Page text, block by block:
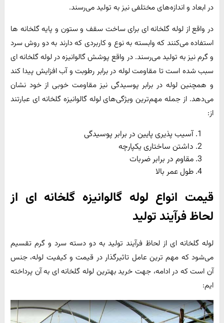
در ابعاد و اندازه‌های مختلفی نیز به تولید می‌رسند.
در واقع از لوله گلخانه ای برای ساخت سقف و ستون و پایه گلخانه ها
استفاده می‌کنند که وابسته به نوع و کاربردی که دارند به دو روش سرد
و گرم نیز به تولید می‌رسند. در واقع پوشش گالوانیزه در لوله گلخانه ای
سبب شده است تا مقاومت لوله در برابر رطوبت و آب افزایش پیدا کند
و همچنین لوله در برابر پوسیدگی نیز مقاومت خوبی از خود نشان
می‌دهد. از جمله مهم‌ترین ویژگی‌های لوله گالوانیزه گلخانه ای عبارتند
از:
آسیب پذیری پایین در برابر پوسیدگی
داشتن ساختاری یکپارچه
مقاوم در برابر ضربات
طول عمر بالا
قیمت انواع لوله گالوانیزه گلخانه ای از
لحاظ فرآیند تولید
لوله گلخانه ای از لحاظ فرآیند تولید به دو دسته سرد و گرم تقسیم
می‌شود که مهم ترین عامل تاثیر‌گذار در قیمت و کیفیت لوله، جنس
آن است که در ادامه، جهت خرید بهترین لوله گلخانه ای به آن پرداخته
ایم: